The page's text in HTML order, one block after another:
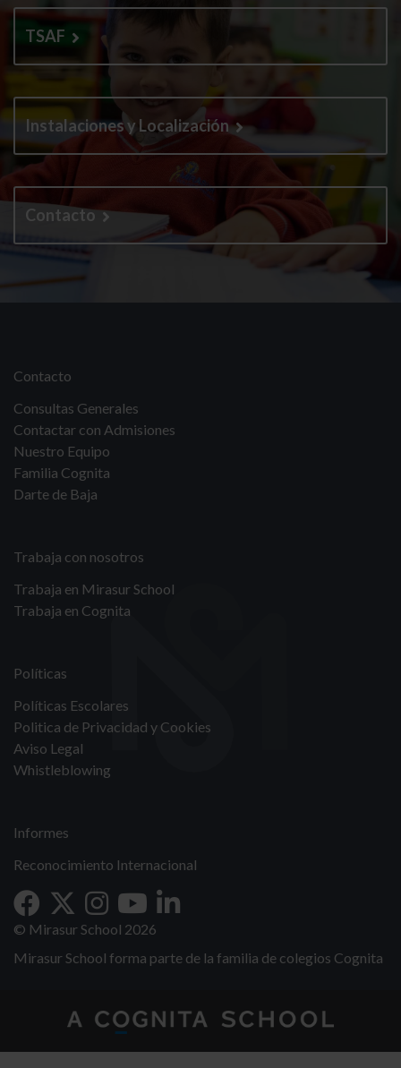
TSAF
Instalaciones y Localización
Contacto
Contacto
Consultas Generales
Contactar con Admisiones
Nuestro Equipo
Familia Cognita
Darte de Baja
Trabaja con nosotros
Trabaja en Mirasur School
Trabaja en Cognita
Políticas
Políticas Escolares
Politica de Privacidad y Cookies
Aviso Legal
Whistleblowing
Informes
Reconocimiento Internacional
© Mirasur School 2026
Mirasur School forma parte de la familia de colegios Cognita